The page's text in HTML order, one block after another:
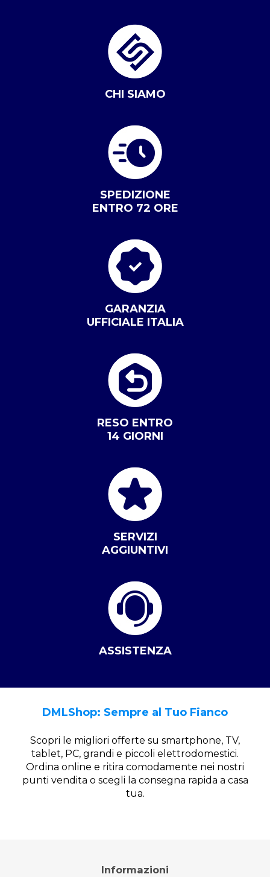
CHI SIAMO
SPEDIZIONE
ENTRO 72 ORE
GARANZIA
UFFICIALE ITALIA
RESO ENTRO
14 GIORNI
SERVIZI
AGGIUNTIVI
ASSISTENZA
DMLShop: Sempre al Tuo Fianco
Scopri le migliori offerte su smartphone, TV,
tablet, PC, grandi e piccoli elettrodomestici.
Ordina online e ritira comodamente nei nostri
punti vendita o scegli la consegna rapida a casa
tua.
Informazioni